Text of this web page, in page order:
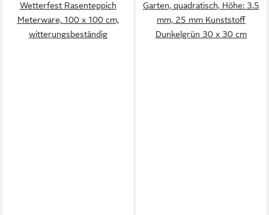
Wetterfest Rasenteppich
Meterware, 100 x 100 cm,
witterungsbeständig
Garten, quadratisch, Höhe: 3.5
mm, 25 mm Kunststoff
Dunkelgrün 30 x 30 cm